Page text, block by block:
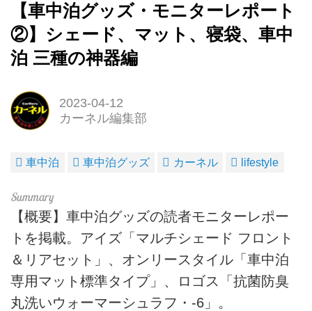
【車中泊グッズ・モニターレポート
②】シェード、マット、寝袋、車中
泊 三種の神器編
2023-04-12
カーネル編集部
車中泊 車中泊グッズ カーネル lifestyle
【概要】車中泊グッズの読者モニターレポー
トを掲載。アイズ「マルチシェード フロント
＆リアセット」、オンリースタイル「車中泊
専用マット標準タイプ」、ロゴス「抗菌防臭
丸洗いウォーマーシュラフ・-6」。